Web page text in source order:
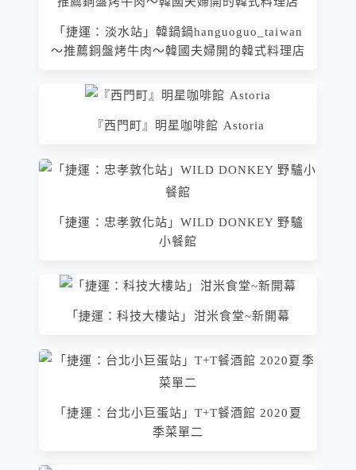
「捷運：淡水站」韓鍋鍋hanguoguo_taiwan
～推薦銅盤烤牛肉～韓國夫婦開的韓式料理店
『西門町』明星咖啡館 Astoria
「捷運：忠孝敦化站」WILD DONKEY 野驢
小餐館
「捷運：科技大樓站」泔米食堂~新開幕
「捷運：台北小巨蛋站」T+T餐酒館 2020夏
季菜單二